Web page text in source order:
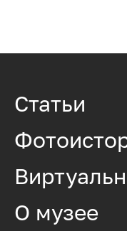
Статьи
О музее